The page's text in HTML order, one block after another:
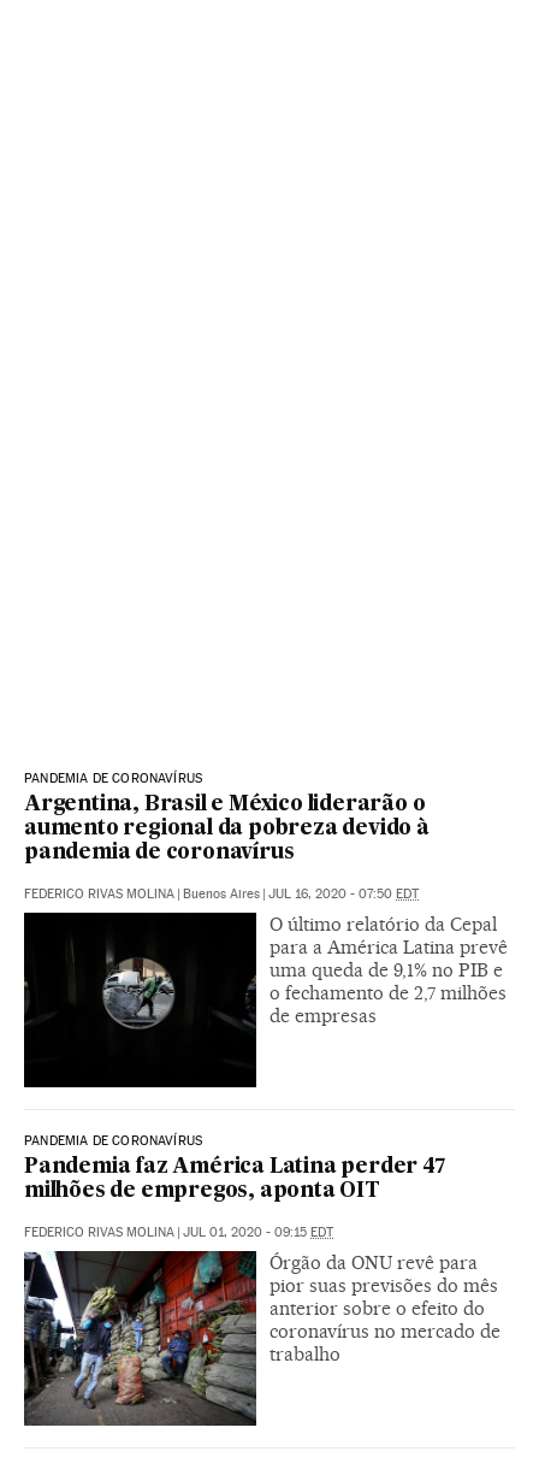
PANDEMIA DE CORONAVÍRUS
Argentina, Brasil e México liderarão o
aumento regional da pobreza devido à
pandemia de coronavírus
FEDERICO RIVAS MOLINA | Buenos Aires | JUL 16, 2020 - 07:50 EDT
O último relatório da Cepal
para a América Latina prevê
uma queda de 9,1% no PIB e
o fechamento de 2,7 milhões
de empresas
PANDEMIA DE CORONAVÍRUS
Pandemia faz América Latina perder 47
milhões de empregos, aponta OIT
FEDERICO RIVAS MOLINA | JUL 01, 2020 - 09:15 EDT
Órgão da ONU revê para
pior suas previsões do mês
anterior sobre o efeito do
coronavírus no mercado de
trabalho